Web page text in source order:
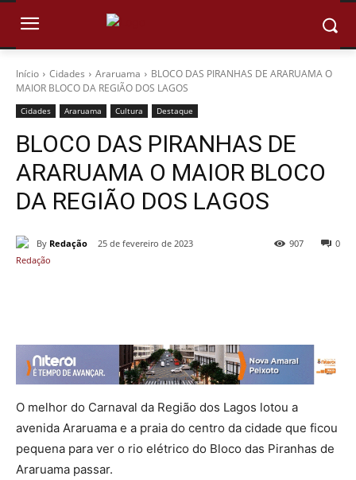
Início Cidades Araruama
BLOCO DAS PIRANHAS DE ARARUAMA O
MAIOR BLOCO DA REGIÃO DOS LAGOS
Cidades Araruama Cultura Destaque
BLOCO DAS PIRANHAS DE
ARARUAMA O MAIOR BLOCO
DA REGIÃO DOS LAGOS
By Redação 25 de fevereiro de 2023 0
907
O melhor do Carnaval da Região dos Lagos lotou a
avenida Araruama e a praia do centro da cidade que ficou
pequena para ver o rio elétrico do Bloco das Piranhas de
Araruama passar.